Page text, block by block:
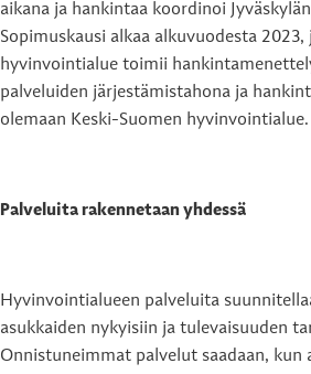
aikana ja hankintaa koordinoi
Sopimuskausi alkaa alkuvuodesta
hyvinvointialue toimii
palveluiden järjestämistahona ja
olemaan Keski-Suomen hyvinvointialue.
Palveluita rakennetaan yhdessä
Hyvinvointialueen palveluita
asukkaiden nykyisiin ja tulevaisuuden
Onnistuneimmat palvelut saadaan, kun